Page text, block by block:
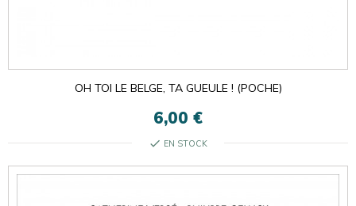
OH TOI LE BELGE, TA GUEULE ! (POCHE)
6,00 €
check EN STOCK